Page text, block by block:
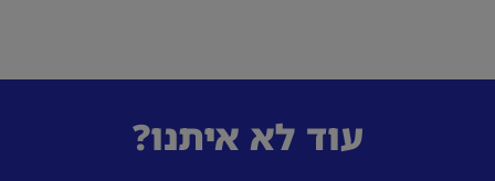
עוד לא איתנו?